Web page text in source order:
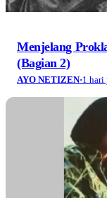
Menjelang
(Bagian 2)
AYO NETIZEN·1 hari